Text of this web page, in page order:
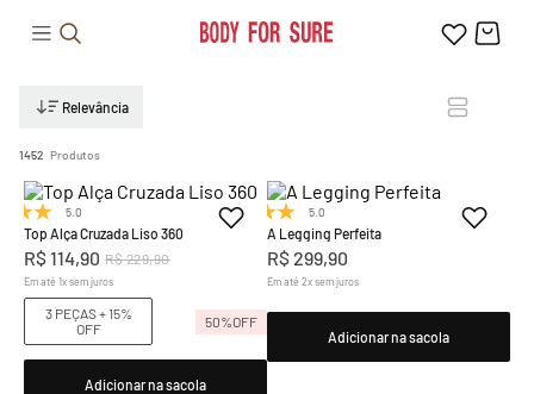
Relevância
1452 Produtos
5.0
Top Alça Cruzada Liso 360
R$114,90 R$229,90
Em até1xsem juros
3 PEÇAS + 15%
OFF
50%OFF
Adicionar na sacola
5.0
A Legging Perfeita
R$299,90
Em até2xsem juros
Adicionar na sacola